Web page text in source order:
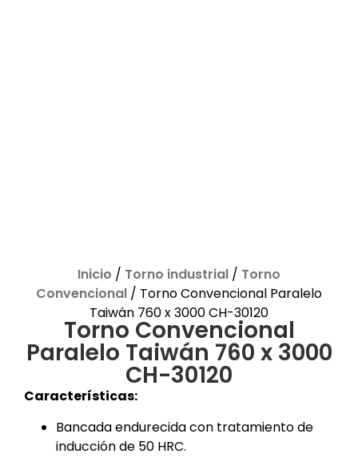
Inicio / Torno industrial / Torno
Convencional / Torno Convencional Paralelo
Taiwán 760 x 3000 CH-30120
Torno Convencional
Paralelo Taiwán 760 x 3000
CH-30120
Características:
Bancada endurecida con tratamiento de
inducción de 50 HRC.